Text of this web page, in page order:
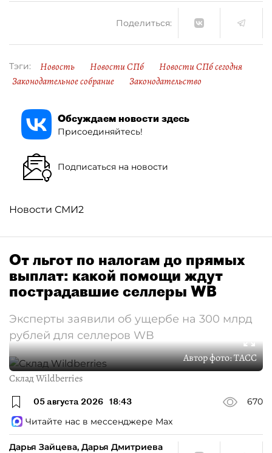
Поделиться:
Тэги: Новость Новости СПб
Новости СПб сегодня
Законодательное собрание
Законодательство
Обсуждаем новости здесь
Присоединяйтесь!
Подписаться на новости
Новости СМИ2
От льгот по налогам до прямых
выплат: какой помощи ждут
пострадавшие селлеры WB
Эксперты заявили об ущербе на 300 млрд
рублей для селлеров WB
Автор фото:ТАСС
Склад Wildberries
05 августа 2026 18:43
670
Читайте нас в мессенджере Max
Дарья Зайцева, Дарья Дмитриева